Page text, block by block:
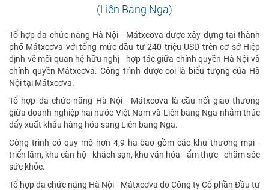
(Liên Bang Nga)
Tổ hợp đa chức năng Hà Nội - Mátxcơva được xây dựng tại thành
phố Mátxcơva với tổng mức đầu tư 240 triệu USD trên cơ sở Hiệp
định về mối quan hệ hữu nghị - hợp tác giữa chính quyền Hà Nội và
chính quyền Mátxcơva. Công trình được coi là biểu tượng của Hà
Nội tại Mátxcơva.
Tổ hợp đa chức năng Hà Nội - Mátxcơva là cầu nối giao thương
giữa doanh nghiệp hai nước Việt Nam và Liên bang Nga nhằm thúc
đẩy xuất khẩu hàng hóa sang Liên bang Nga.
Công trình có quy mô hơn 4,9 ha bao gồm các khu thương mại -
triển lãm, khu căn hộ - khách sạn, khu văn hóa - ẩm thực - chăm sóc
sức khỏe.
Tổ hợp đa chức năng Hà Nội - Mátxcơva do Công ty Cổ phần Đầu tư